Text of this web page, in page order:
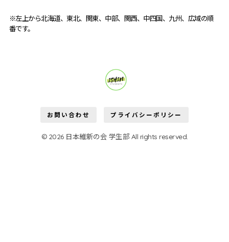
※左上から北海道、東北、関東、中部、関西、中四国、九州、広域の順
番です。
お問い合わせ プライバシーポリシー
© 2026 日本維新の会 学生部 All rights reserved.